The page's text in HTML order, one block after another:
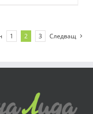
1 2 3 Следващ